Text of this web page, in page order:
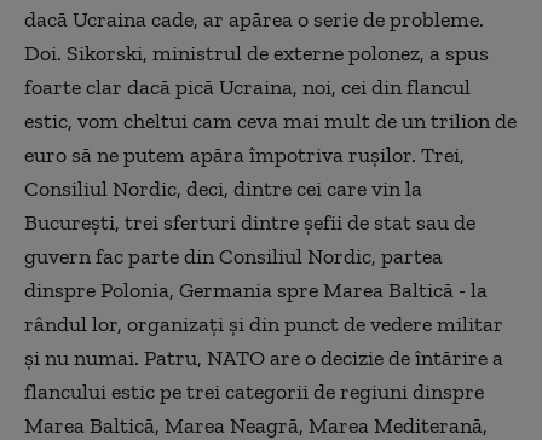
dacă Ucraina cade, ar apărea o serie de probleme.
Doi. Sikorski, ministrul de externe polonez, a spus
foarte clar dacă pică Ucraina, noi, cei din flancul
estic, vom cheltui cam ceva mai mult de un trilion de
euro să ne putem apăra împotriva rușilor. Trei,
Consiliul Nordic, deci, dintre cei care vin la
București, trei sferturi dintre șefii de stat sau de
guvern fac parte din Consiliul Nordic, partea
dinspre Polonia, Germania spre Marea Baltică - la
rândul lor, organizați și din punct de vedere militar
și nu numai. Patru, NATO are o decizie de întărire a
flancului estic pe trei categorii de regiuni dinspre
Marea Baltică, Marea Neagră, Marea Mediterană,